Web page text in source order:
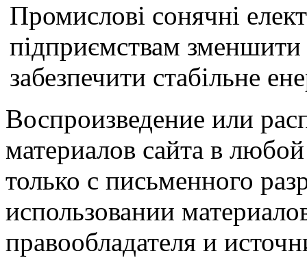
Промислові сонячні
підприємствам зменшити
забезпечити стабільне
Воспроизведение или
материалов сайта в
только с письменного
использовании
правообладателя и